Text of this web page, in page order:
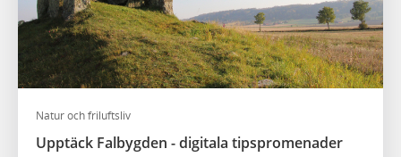
Natur och friluftsliv
Upptäck Falbygden - digitala tipspromenader